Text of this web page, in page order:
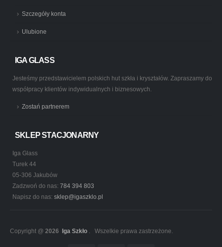
Szczegóły konta
Ulubione
IGA GLASS
Jesteśmy przedstawicielem polskich hut szkła i kryształów. Zapraszamy do
współpracy klientów indywidualnych i biznesowych.
Zostań partnerem
SKLEP STACJONARNY
Iga Glass
Turek 44
05-306 Jakubów
Zadzwoń do nas: 784 394 803
Napisz do nas: sklep@igaszklo.pl
Copyright @ 2026 Iga Szkło . Wszelkie prawa zastrzeżone.